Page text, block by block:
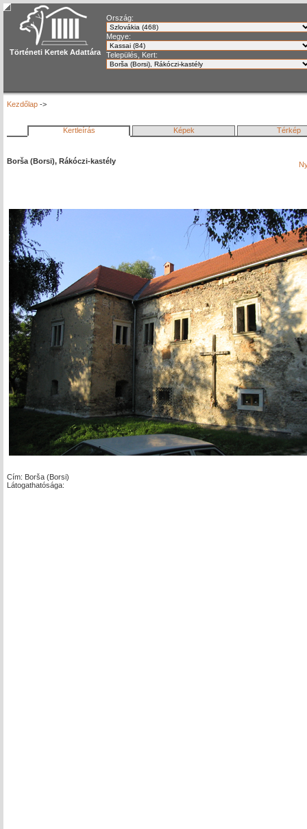
Történeti Kertek Adattára
Ország:
Megye:
Település, Kert:
Kezdőlap ->
Kertleírás Képek Térkép
Borša (Borsi), Rákóczi-kastély
Cím: Borša (Borsi)
Látogathatósága: